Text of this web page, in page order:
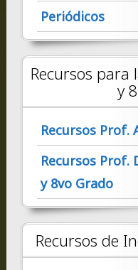
Periódicos
Recursos para
y
Recursos Prof.
Recursos Prof.
y 8vo Grado
Recursos de